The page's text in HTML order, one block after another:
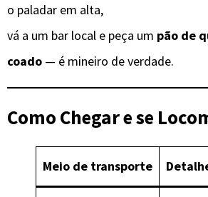
o paladar em alta,
vá a um bar local e peça um pão de
coado — é mineiro de verdade.
Como Chegar e se
Meio de transporte